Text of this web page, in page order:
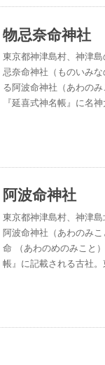
物忌奈命神社
東京都神津島村、神津
忌奈命神社（ものいみ
る阿波命神社（あわの
『延喜式神名帳』に名
阿波命神社
東京都神津島村、神津
阿波命神社（あわのみ
命 （あわのめのみこと
帳』に記載される古社